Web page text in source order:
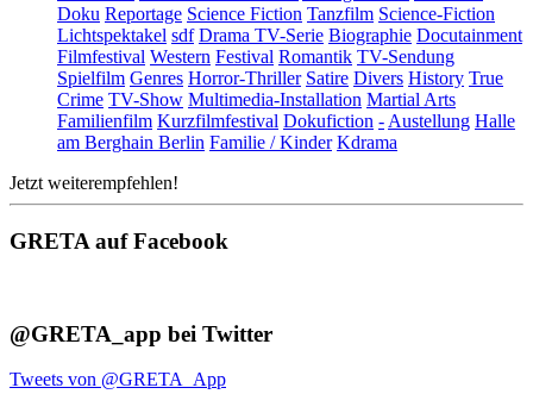
Doku Reportage Science Fiction Tanzfilm Science-Fiction
Lichtspektakel sdf Drama TV-Serie Biographie Docutainment
Filmfestival Western Festival Romantik TV-Sendung
Spielfilm Genres Horror-Thriller Satire Divers History True
Crime TV-Show Multimedia-Installation Martial Arts
Familienfilm Kurzfilmfestival Dokufiction -Austellung Halle
am Berghain Berlin Familie / Kinder Kdrama
Jetzt weiterempfehlen!
GRETA auf Facebook
@GRETA_app bei Twitter
Tweets von @GRETA_App